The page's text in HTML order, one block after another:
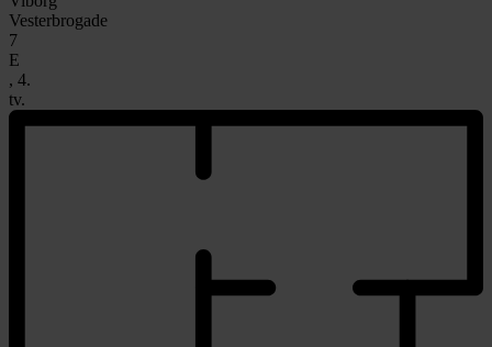
Vesterbrogade
7
E
, 4.
tv.